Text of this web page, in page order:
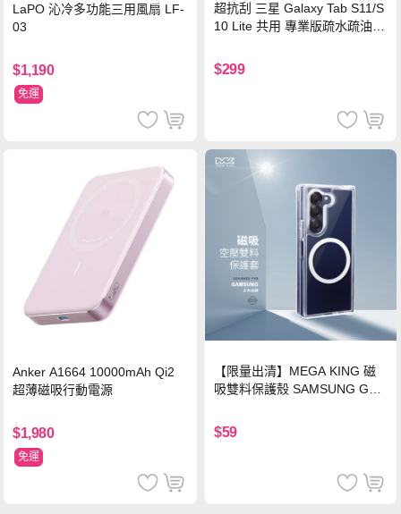
LaPO 沁冷多功能三用風扇 LF-
03
$1,190
免運
超抗刮 三星 Galaxy Tab S11/S
10 Lite 共用 專業版疏水疏油9
$299
Anker A1664 10000mAh Qi2
超薄磁吸行動電源
$1,980
免運
【限量出清】MEGA KING 磁
吸雙料保護殼 SAMSUNG Gala
$59